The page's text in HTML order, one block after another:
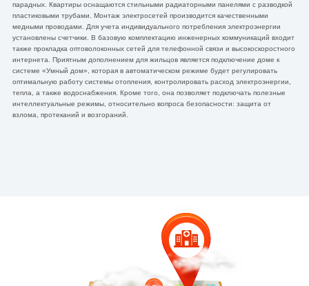
парадных. Квартиры оснащаются стильными радиаторными панелями с разводкой
пластиковыми трубами. Монтаж электросетей производится качественными
медными проводами. Для учета индивидуального потребления электроэнергии
установлены счетчики. В базовую комплектацию инженерных коммуникаций входит
также прокладка оптоволоконных сетей для телефонной связи и высокоскоростного
интернета. Приятным дополнением для жильцов является подключение доме к
системе «Умный дом», которая в автоматическом режиме будет регулировать
оптимальную работу системы отопления, контролировать расход электроэнергии,
тепла, а также водоснабжения. Кроме того, она позволяет подключать полезные
интеллектуальные режимы, относительно вопроса безопасности: защита от
взлома, протеканий и возгораний.